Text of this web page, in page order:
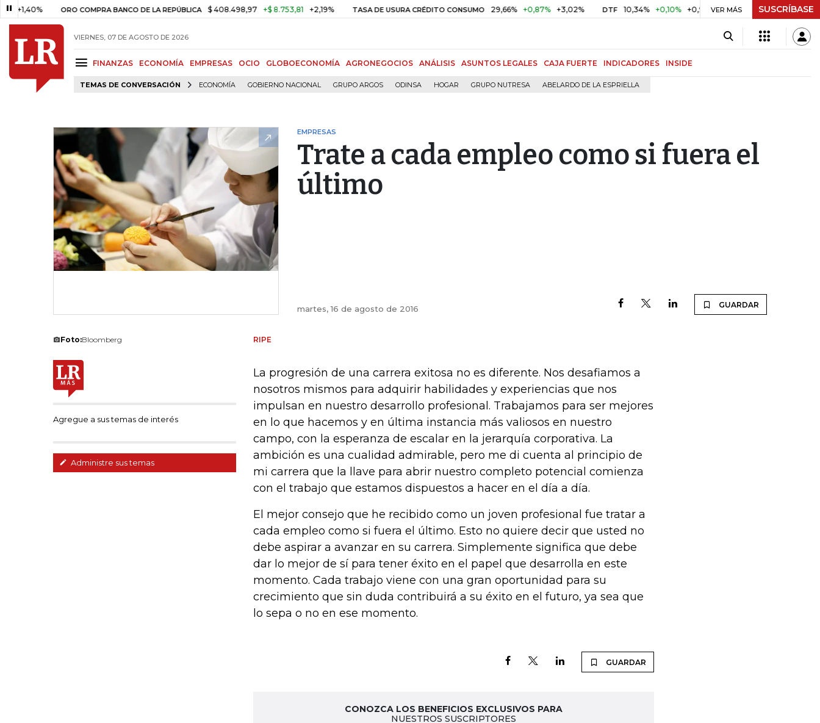
ORO COMPRA BANCO DE LA REPÚBLICA $ 408.498,97 +$ 8.753,81 +2,19% TASA DE USURA CRÉDITO CONSUMO 29,66% +0,87% +3,02% DTF 10,34% +0,10% +0,98% UVR $ 416,91 +$ 0,05 +0,01%
VER MÁS SUSCRÍBASE
VIERNES, 07 DE AGOSTO DE 2026
FINANZAS ECONOMÍA EMPRESAS OCIO GLOBOECONOMÍA AGRONEGOCIOS ANÁLISIS ASUNTOS LEGALES CAJA FUERTE INDICADORES INSIDE
TEMAS DE CONVERSACIÓN ECONOMÍA GOBIERNO NACIONAL GRUPO ARGOS ODINSA HOGAR GRUPO NUTRESA ABELARDO DE LA ESPRIELLA
EMPRESAS
Trate a cada empleo como si fuera el
último
martes, 16 de agosto de 2016 GUARDAR
Foto:Bloomberg
Agregue a sus temas de interés
Administre sus temas
RIPE
La progresión de una carrera exitosa no es diferente. Nos desafiamos a
nosotros mismos para adquirir habilidades y experiencias que nos
impulsan en nuestro desarrollo profesional. Trabajamos para ser mejores
en lo que hacemos y en última instancia más valiosos en nuestro
campo, con la esperanza de escalar en la jerarquía corporativa. La
ambición es una cualidad admirable, pero me di cuenta al principio de
mi carrera que la llave para abrir nuestro completo potencial comienza
con el trabajo que estamos dispuestos a hacer en el día a día.
El mejor consejo que he recibido como un joven profesional fue tratar a
cada empleo como si fuera el último. Esto no quiere decir que usted no
debe aspirar a avanzar en su carrera. Simplemente significa que debe
dar lo mejor de sí para tener éxito en el papel que desarrolla en este
momento. Cada trabajo viene con una gran oportunidad para su
crecimiento que sin duda contribuirá a su éxito en el futuro, ya sea que
lo sepa o no en ese momento.
GUARDAR
CONOZCA LOS BENEFICIOS EXCLUSIVOS PARA
NUESTROS SUSCRIPTORES